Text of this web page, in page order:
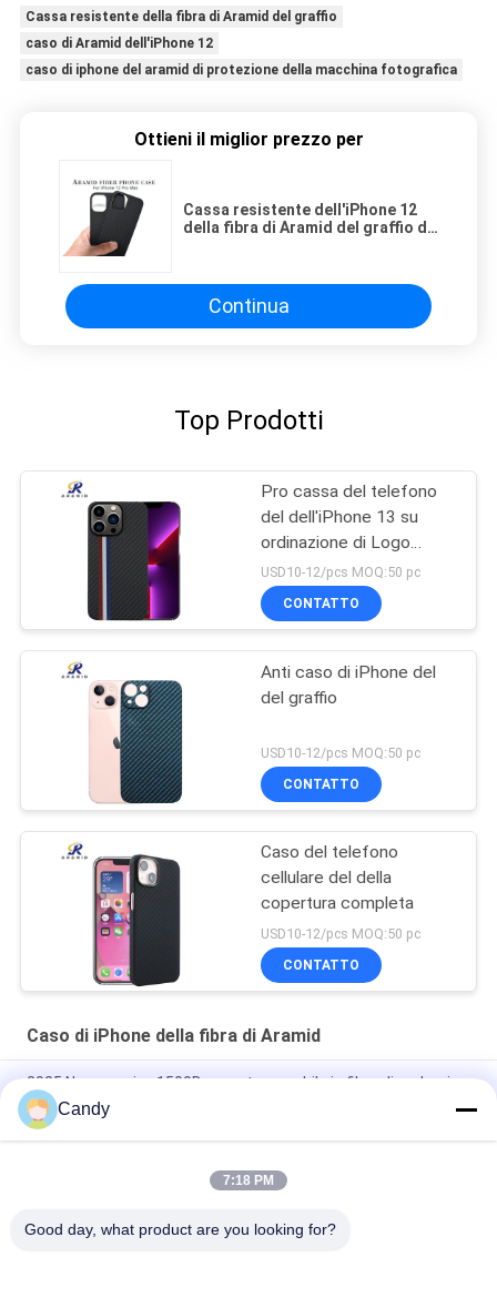
Cassa resistente della fibra di Aramid del graffio
caso di Aramid dell'iPhone 12
caso di iphone del aramid di protezione della macchina fotografica
Ottieni il miglior prezzo per
Cassa resistente dell'iPhone 12
della fibra di Aramid del graffio di
Continua
Top Prodotti
Pro cassa del telefono
del dell'iPhone 13 su
ordinazione di Logo
Minimalist
USD10-12/pcs MOQ:50 pc
CONTATTO
Anti caso di iPhone del
del graffio
USD10-12/pcs MOQ:50 pc
CONTATTO
Caso del telefono
cellulare del della
copertura completa
USD10-12/pcs MOQ:50 pc
CONTATTO
Caso di iPhone della fibra di Aramid
2025 Nuovo arrivo 1500D copertura mobile in fibra di carbonio
di aramide per iPhone 17 Pro Max
Cover per cellulare in fibra di carbonio aramidica premium con
Candy
7:18 PM
Good day, what product are you looking for?